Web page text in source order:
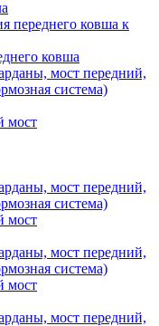
переднего ковша к
ковша
мост передний,
система)
мост
мост передний,
система)
мост
мост передний,
система)
мост
мост передний,